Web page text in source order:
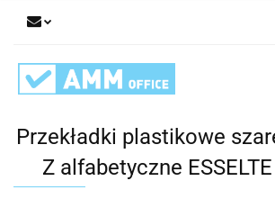
Przekładki plastikowe
Z alfabetyczne